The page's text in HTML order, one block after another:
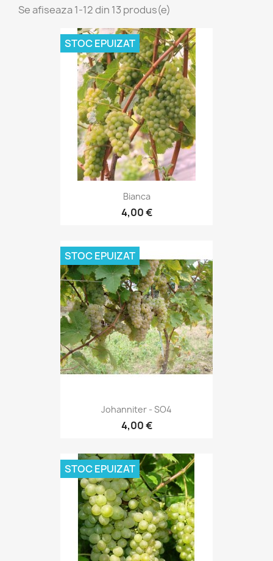
Se afiseaza 1-12 din 13 produs(e)
Bianca
4,00 €
STOC EPUIZAT
Johanniter - SO4
4,00 €
STOC EPUIZAT
STOC EPUIZAT